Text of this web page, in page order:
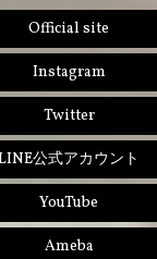
Official site
Instagram
Twitter
公式アカウント
YouTube
Ameba